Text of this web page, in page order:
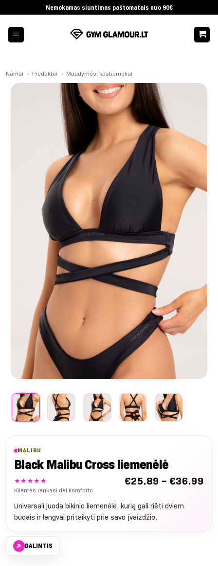
to
content
Nemokamas siuntimas paštomatais nuo 90€
Namai » Produktai » Maudymosi kostiumėliai
MALIBU
Black Malibu Cross liemenėlė
★★★★★
Klientės renkasi dėl komforto
€25.89 – €36.99
Universali juoda bikinio liemenėlė, kurią gali rišti dviem
būdais ir lengvai pritaikyti prie savo įvaizdžio.
↗ DALINTIS